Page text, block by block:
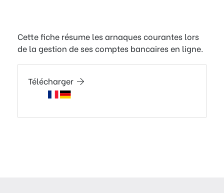
Cette fiche résume les arnaques courantes lors
de la gestion de ses comptes bancaires en ligne.
Télécharger